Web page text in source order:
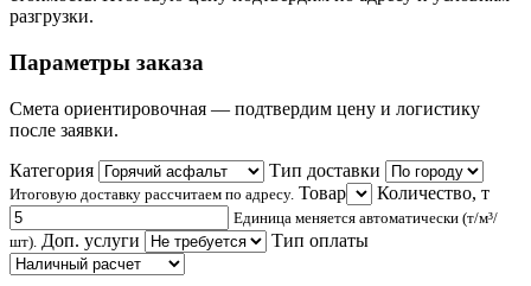
разгрузки.
Параметры заказа
Смета ориентировочная — подтвердим цену и логистику
после заявки.
Категория
Тип доставки
Итоговую доставку рассчитаем по адресу. Товар Количество, т
Единица меняется автоматически (т/м³/
шт). Доп. услуги Тип оплаты